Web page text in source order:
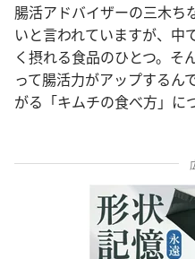
腸活アドバイザーの三木ち
いと言われていますが、中
く摂れる食品のひとつ。そ
って腸活力がアップするん
がる「キムチの食べ方」に